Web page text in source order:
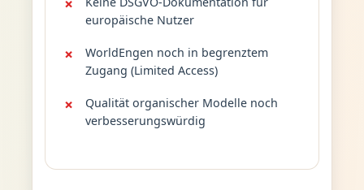
europäische Nutzer
WorldEngen noch in begrenztem
Zugang (Limited Access)
Qualität organischer Modelle noch
verbesserungswürdig